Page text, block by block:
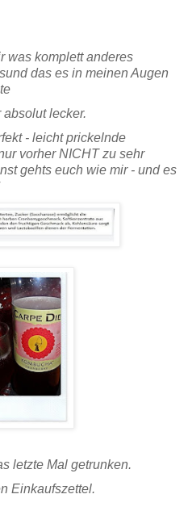
was komplett anderes
das es in meinen Augen
lecker.
- leicht prickelnde
vorher NICHT zu sehr
gehts euch wie mir - und es
letzte Mal getrunken.
Einkaufszettel.